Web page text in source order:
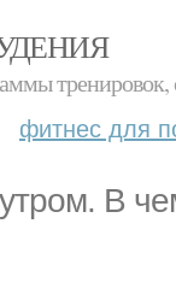
тренировок,
фитнес для
В